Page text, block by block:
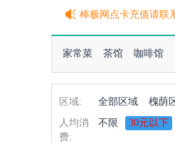
棒极网点卡充值请联
客服QQ:2692290505
充100送20
家常菜 茶馆 咖啡馆
区域: 全部区域 槐荫
人均消
费:
不限 30元以下